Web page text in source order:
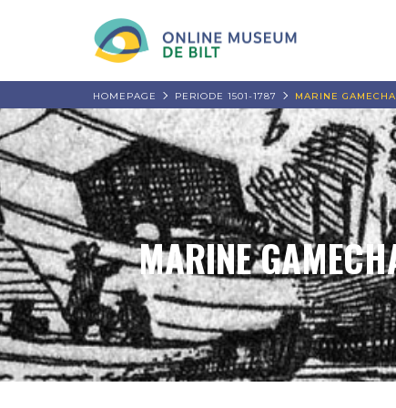
HOMEPAGE PERIODE 1501-1787 MARINE
MARINE